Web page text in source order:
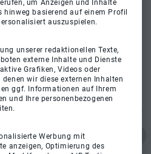
um Anzeigen und Inhalte
hinweg basierend auf einem Profil
auszuspielen.
unserer redaktionellen Texte,
externe Inhalte und Dienste
Grafiken, Videos oder
wir diese externen Inhalten
ggf. Informationen auf Ihrem
und Ihre personenbezogenen
Werbung mit
anzeigen, Optimierung des